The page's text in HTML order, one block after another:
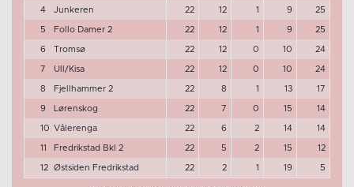
4 Junkeren 22 12 1 9 25
5 Follo Damer 2 22 12 1 9 25
6 Tromsø 22 12 0 10 24
7 Ull/Kisa 22 12 0 10 24
8 Fjellhammer 2 22 8 1 13 17
9 Lørenskog 22 7 0 15 14
10 Vålerenga 22 6 2 14 14
11 Fredrikstad Bkl 2 22 5 2 15 12
12 Østsiden Fredrikstad 22 2 1 19 5